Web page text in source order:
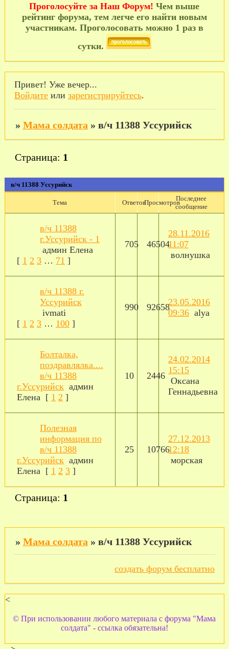
Проголосуйте за Наш Форум! Чем выше
рейтинг форума, тем легче его найти новым
участникам. Проголосовать можно 1 раз в
сутки.
Привет! Уже вечер...
Войдитеили зарегистрируйтесь.
» Мама солдата » в/ч 11388 Уссурийск
в/ч 11388 Уссурийск
Страница: 1
Тема ОтветовПросмотров
Последнее
сообщение
в/ч 11388
г.Уссурийск - 1
админ Елена
[ 1 2 3 … 71 ]
705 46504
28.11.2016
11:07
волнушка
в/ч 11388 г.
Уссурийск
ivmati
[ 1 2 3 … 100 ]
990 9265823.05.2016
09:36 alya
Болталка,
поздравлялка....
в/ч 11388
г.Уссурийск админ
Елена [ 1 2 ]
10 2446
24.02.2014
15:15
Оксана
Геннадьевна
Полезная
информация по
в/ч 11388
г.Уссурийск админ
Елена [ 1 2 3 ]
25 10766
27.12.2013
12:18
морская
Страница: 1
» Мама солдата » в/ч 11388 Уссурийск
создать форум бесплатно
<
© При использовании любого материала с форума "Мама
солдата" - ссылка обязательна!